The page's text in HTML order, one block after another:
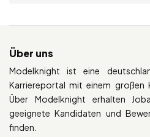
Über uns
Modelknight ist eine
Karriereportal mit einem großen
Über Modelknight erhalten
geeignete Kandidaten und
finden.